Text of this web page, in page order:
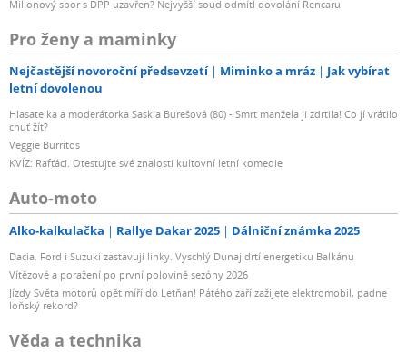
Milionový spor s DPP uzavřen? Nejvyšší soud odmítl dovolání Rencaru
Pro ženy a maminky
Nejčastější novoroční předsevzetí Miminko a mráz
Jak vybírat
letní dovolenou
Hlasatelka a moderátorka Saskia Burešová (80) - Smrt manžela ji zdrtila! Co jí vrátilo
chuť žít?
Veggie Burritos
KVÍZ: Rafťáci. Otestujte své znalosti kultovní letní komedie
Auto-moto
Alko-kalkulačka Rallye Dakar 2025 Dálniční známka 2025
Dacia, Ford i Suzuki zastavují linky. Vyschlý Dunaj drtí energetiku Balkánu
Vítězové a poražení po první polovině sezóny 2026
Jízdy Světa motorů opět míří do Letňan! Pátého září zažijete elektromobil, padne
loňský rekord?
Věda a technika